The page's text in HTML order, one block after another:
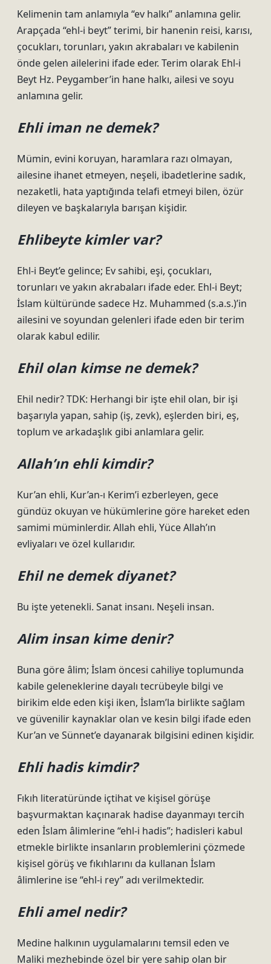
Kelimenin tam anlamıyla “ev halkı” anlamına gelir.
Arapçada “ehl-i beyt” terimi, bir hanenin reisi, karısı,
çocukları, torunları, yakın akrabaları ve kabilenin
önde gelen ailelerini ifade eder. Terim olarak Ehl-i
Beyt Hz. Peygamber’in hane halkı, ailesi ve soyu
anlamına gelir.
Ehli iman ne demek?
Mümin, evini koruyan, haramlara razı olmayan,
ailesine ihanet etmeyen, neşeli, ibadetlerine sadık,
nezaketli, hata yaptığında telafi etmeyi bilen, özür
dileyen ve başkalarıyla barışan kişidir.
Ehlibeyte kimler var?
Ehl-i Beyt’e gelince; Ev sahibi, eşi, çocukları,
torunları ve yakın akrabaları ifade eder. Ehl-i Beyt;
İslam kültüründe sadece Hz. Muhammed (s.a.s.)’in
ailesini ve soyundan gelenleri ifade eden bir terim
olarak kabul edilir.
Ehil olan kimse ne demek?
Ehil nedir? TDK: Herhangi bir işte ehil olan, bir işi
başarıyla yapan, sahip (iş, zevk), eşlerden biri, eş,
toplum ve arkadaşlık gibi anlamlara gelir.
Allah’ın ehli kimdir?
Kur’an ehli, Kur’an-ı Kerim’i ezberleyen, gece
gündüz okuyan ve hükümlerine göre hareket eden
samimi müminlerdir. Allah ehli, Yüce Allah’ın
evliyaları ve özel kullarıdır.
Ehil ne demek diyanet?
Bu işte yetenekli. Sanat insanı. Neşeli insan.
Alim insan kime denir?
Buna göre âlim; İslam öncesi cahiliye toplumunda
kabile geleneklerine dayalı tecrübeyle bilgi ve
birikim elde eden kişi iken, İslam’la birlikte sağlam
ve güvenilir kaynaklar olan ve kesin bilgi ifade eden
Kur’an ve Sünnet’e dayanarak bilgisini edinen kişidir.
Ehli hadis kimdir?
Fıkıh literatüründe içtihat ve kişisel görüşe
başvurmaktan kaçınarak hadise dayanmayı tercih
eden İslam âlimlerine “ehl-i hadis”; hadisleri kabul
etmekle birlikte insanların problemlerini çözmede
kişisel görüş ve fıkıhlarını da kullanan İslam
âlimlerine ise “ehl-i rey” adı verilmektedir.
Ehli amel nedir?
Medine halkının uygulamalarını temsil eden ve
Maliki mezhebinde özel bir yere sahip olan bir